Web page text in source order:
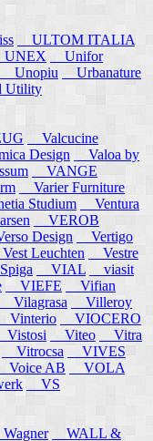
ULTOM ITALIA
Unifor
Unopiu
Urbanature
Utility
Valcucine
Design
Valoa by
VANGE
Varier Furniture
Studium
Ventura
VEROB
Design
Vertigo
Leuchten
Vestre
VIAL
viasit
VIEFE
Vifian
Vilagrasa
Villeroy
Vinterio
VIOCERO
Vistosi Viteo
Vitra
Vitrocsa
VIVES
Voice AB
VOLA
VS
WALL &